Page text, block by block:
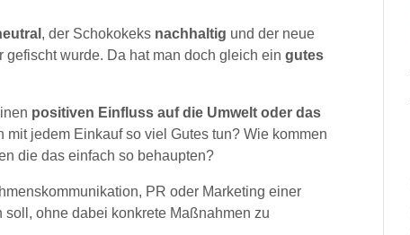
, der Schokokeks nachhaltig und der neue
gefischt wurde. Da hat man doch gleich eingutes
positiven Einfluss auf die Umwelt oder das
jedem Einkauf so viel Gutes tun? Wie kommen
die das einfach so behaupten?
PR oder Marketing einer
ohne dabei konkrete Maßnahmen zu